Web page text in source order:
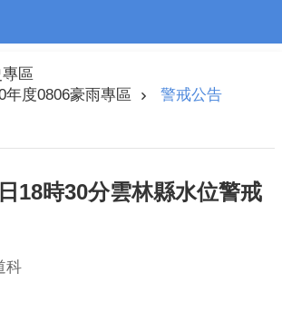
區
年度0806豪雨專區
警戒公告
18時30分雲林縣水位警戒
科